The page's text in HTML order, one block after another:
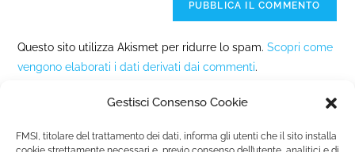
Gestisci Consenso Cookie
FMSI, titolare del trattamento dei dati, informa gli utenti che il sito installa
Questo sito utilizza Akismet per ridurre lo spam.Scopri come
vengono elaborati i dati derivati dai commenti.